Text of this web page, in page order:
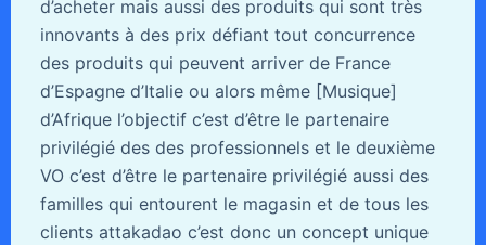
d’acheter mais aussi des produits qui sont très
innovants à des prix défiant tout concurrence
des produits qui peuvent arriver de France
d’Espagne d’Italie ou alors même [Musique]
d’Afrique l’objectif c’est d’être le partenaire
privilégié des des professionnels et le deuxième
VO c’est d’être le partenaire privilégié aussi des
familles qui entourent le magasin et de tous les
clients attakadao c’est donc un concept unique